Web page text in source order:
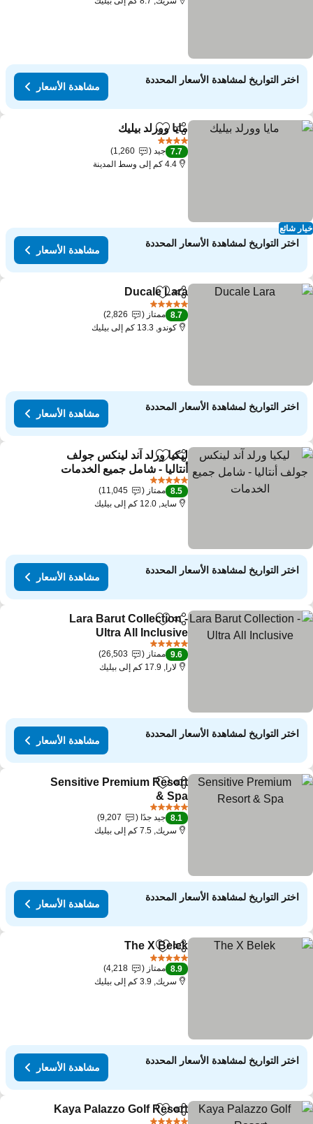
اختر التواريخ لمشاهدة الأسعار المحددة
مشاهدة الأسعار
شائع
مشاركةAdd to favorites
مايا وورلد بيليك
7.7 جيد
1,260
4.4 كم إلى وسط المدينة
اختر التواريخ لمشاهدة الأسعار المحددة
مشاهدة الأسعار
مشاركةAdd to favorites
Ducale Lara
8.7 ممتاز
2,826
كوندو, 13.3 كم إلى بيليك
اختر التواريخ لمشاهدة الأسعار المحددة
مشاهدة الأسعار
مشاركةAdd to favorites
ليكيا ورلد آند لينكس جولف
أنتاليا - شامل جميع الخدمات
مشاهدة الأسعار
8.5 ممتاز
11,045
سايد, 12.0 كم إلى بيليك
اختر التواريخ لمشاهدة الأسعار المحددة
مشاهدة الأسعار
مشاركةAdd to favorites
Lara Barut Collection -
Ultra All Inclusive
مشاهدة الأسعار
9.6 ممتاز
26,503
لارا, 17.9 كم إلى بيليك
اختر التواريخ لمشاهدة الأسعار المحددة
مشاهدة الأسعار
مشاركةAdd to favorites
Sensitive Premium Resort
& Spa
مشاهدة الأسعار
8.1 جيد جدًا
9,207
سريك, 7.5 كم إلى بيليك
اختر التواريخ لمشاهدة الأسعار المحددة
مشاهدة الأسعار
مشاركةAdd to favorites
The X Belek
8.9 ممتاز
4,218
سريك, 3.9 كم إلى بيليك
اختر التواريخ لمشاهدة الأسعار المحددة
مشاهدة الأسعار
مشاركةAdd to favorites
Kaya Palazzo Golf Resort